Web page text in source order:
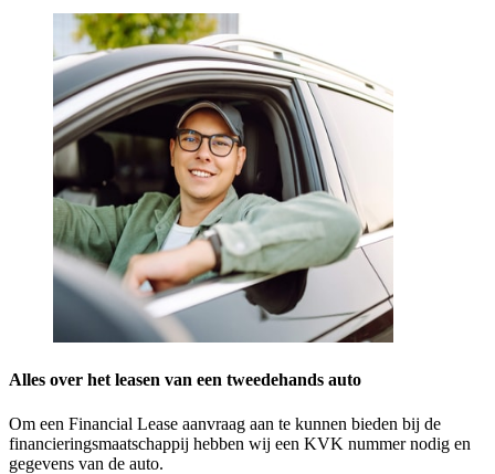
Alles over het leasen van een tweedehands auto
Om een Financial Lease aanvraag aan te kunnen bieden bij de
financieringsmaatschappij hebben wij een KVK nummer nodig en
gegevens van de auto.